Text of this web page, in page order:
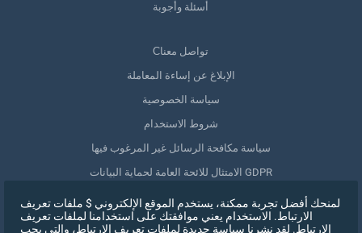
أسئلة وأجوبة
Сتواصل معنا
الإبلاغ عن إساءة المعاملة
سياسة الخصوصية
شروط الاستخدام
سياسة مكافحة الرسائل غير المرغوب فيها
الامتثال للائحة العامة لحماية البيانات GDPR
حذف بياناتي
سحب الموافقة
لمنحك أفضل تجربة ممكنة، يستخدم الموقع الإلكتروني $ ملفات تعريف
الارتباط. الاستخدام يعني موافقتك على استخدامنا لملفات تعريف
الارتباط. لقد نشرنا سياسة جديدة لملفات تعريف الارتباط، والتي يجب